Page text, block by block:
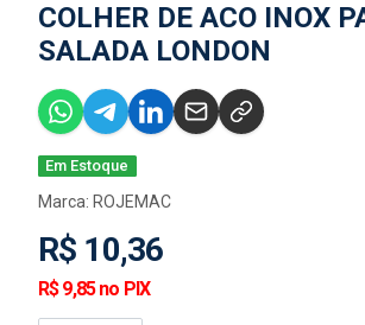
COLHER DE ACO INOX
SALADA LONDON
Em Estoque
Marca: ROJEMAC
R$ 10,36
R$ 9,85 no PIX